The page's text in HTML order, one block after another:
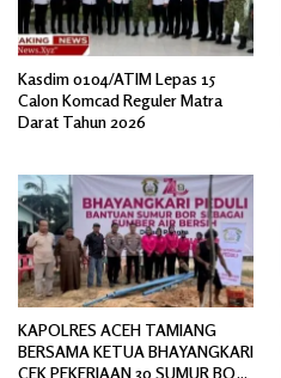
Kasdim 0104/ATIM Lepas 15
Calon Komcad Reguler Matra
Darat Tahun 2026
KAPOLRES ACEH TAMIANG
BERSAMA KETUA BHAYANGKARI
CEK PEKERJAAN 30 SUMUR BOR